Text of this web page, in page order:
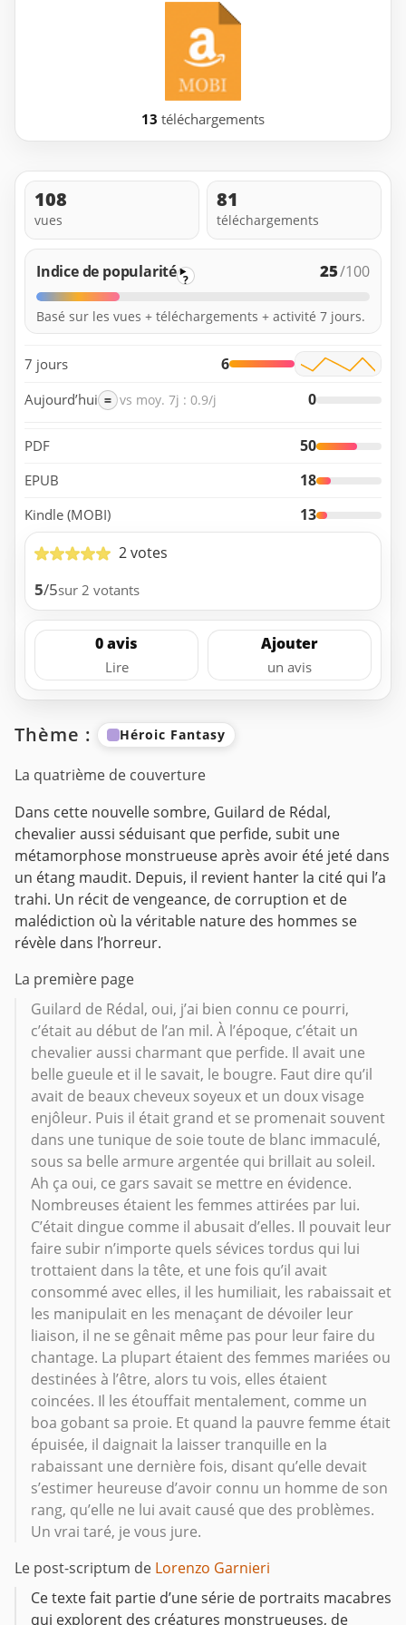
13 téléchargements
108
vues
81
téléchargements
Indice de popularité ? 25/100
Basé sur les vues + téléchargements + activité 7 jours.
7 jours 6
Aujourd’hui = vs moy. 7j : 0.9/j 0
PDF 50
EPUB 18
Kindle (MOBI)
13
2 votes
5/5sur 2 votants
0 avis
Lire
Ajouter
un avis
Thème : Héroic Fantasy
La quatrième de couverture
Dans cette nouvelle sombre, Guilard de Rédal,
chevalier aussi séduisant que perfide, subit une
métamorphose monstrueuse après avoir été jeté dans
un étang maudit. Depuis, il revient hanter la cité qui l’a
trahi. Un récit de vengeance, de corruption et de
malédiction où la véritable nature des hommes se
révèle dans l’horreur.
La première page
Guilard de Rédal, oui, j’ai bien connu ce pourri,
c’était au début de l’an mil. À l’époque, c’était un
chevalier aussi charmant que perfide. Il avait une
belle gueule et il le savait, le bougre. Faut dire qu’il
avait de beaux cheveux soyeux et un doux visage
enjôleur. Puis il était grand et se promenait souvent
dans une tunique de soie toute de blanc immaculé,
sous sa belle armure argentée qui brillait au soleil.
Ah ça oui, ce gars savait se mettre en évidence.
Nombreuses étaient les femmes attirées par lui.
C’était dingue comme il abusait d’elles. Il pouvait leur
faire subir n’importe quels sévices tordus qui lui
trottaient dans la tête, et une fois qu’il avait
consommé avec elles, il les humiliait, les rabaissait et
les manipulait en les menaçant de dévoiler leur
liaison, il ne se gênait même pas pour leur faire du
chantage. La plupart étaient des femmes mariées ou
destinées à l’être, alors tu vois, elles étaient
coincées. Il les étouffait mentalement, comme un
boa gobant sa proie. Et quand la pauvre femme était
épuisée, il daignait la laisser tranquille en la
rabaissant une dernière fois, disant qu’elle devait
s’estimer heureuse d’avoir connu un homme de son
rang, qu’elle ne lui avait causé que des problèmes.
Un vrai taré, je vous jure.
Le post-scriptum de Lorenzo Garnieri
Ce texte fait partie d’une série de portraits macabres
qui explorent des créatures monstrueuses, de